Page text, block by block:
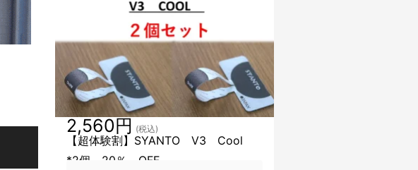
【超体験割】SYANTO V3 Cool
*2個 20％ OFF
2,560円 (税込)